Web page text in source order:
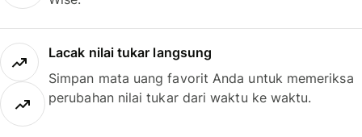
Lacak nilai tukar langsung
Simpan mata uang favorit Anda untuk memeriksa
perubahan nilai tukar dari waktu ke waktu.